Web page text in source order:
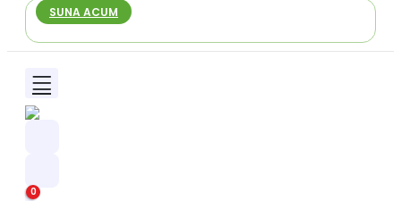
SUNA ACUM
0